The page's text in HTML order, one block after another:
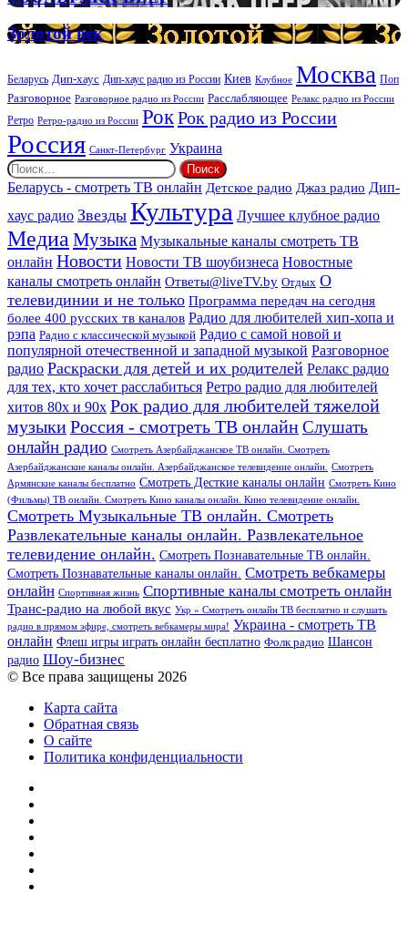
DEEP
Золотой
век
Золотой век
Беларусь Дип-хаус Дип-хаус радио из России Киев Клубное Москва Поп
Разговорное Разговорное радио из России Расслабляющее Релакс радио из России
Ретро Ретро-радио из России РокРок радио из России
Россия Санкт-Петербург Украина
Найти:
Беларусь - смотреть ТВ онлайн Детское радио Джаз радио Дип-
хаус радио Звезды Культура Лучшее клубное радио
Медиа Музыка Музыкальные каналы смотреть ТВ
онлайн Новости Новости ТВ шоубизнеса Новостные
каналы смотреть онлайн Ответы@liveTV.by Отдых О
телевидинии и не только Программа передач на сегодня
более 400 русских тв каналов Радио для любителей хип-хопа и
рэпа Радио с классической музыкой Радио с самой новой и
популярной отечественной и западной музыкой Разговорное
радио Раскраски для детей и их родителей Релакс радио
для тех, кто хочет расслабиться Ретро радио для любителей
хитов 80х и 90х Рок радио для любителей тяжелой
музыкиРоссия - смотреть ТВ онлайнСлушать
онлайн радио Смотреть Азербайджанское ТВ онлайн. Смотреть
Азербайджанские каналы онлайн. Азербайджанское телевидение онлайн.
Смотреть
Армянские каналы бесплатно Смотреть Десткие каналы онлайн Смотреть Кино
(Фильмы) ТВ онлайн. Смотреть Кино каналы онлайн. Кино телевидение онлайн.
Смотреть Музыкальные ТВ онлайн. Смотреть
Развлекательные каналы онлайн. Развлекательное
телевидение онлайн. Смотреть Познавательные ТВ онлайн.
Смотреть Познавательные каналы онлайн. Смотреть вебкамеры
онлайн Спортивная жизнь Спортивные каналы смотреть онлайн
Транс-радио на любой вкус Укр » Смотреть онлайн ТВ бесплатно и слушать
радио в прямом эфире, смотреть вебкамеры мира! Украина - смотреть ТВ
онлайн Флеш игры играть онлайн бесплатно Фолк радио Шансон
радио Шоу-бизнес
© Все права защищены 2026
Карта сайта
Обратная связь
О сайте
Политика конфиденциальности